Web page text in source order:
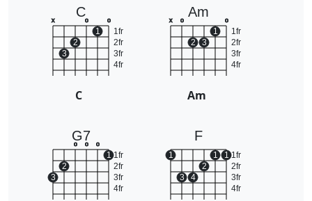
C
1fr
2fr
3fr
4fr
x
3
2
o
1
o
C
Am
1fr
2fr
3fr
4fr
x o
2 3
1
o
Am
G7
1fr
2fr
3fr
4fr
3
2
o o o
1
F
1fr
2fr
3fr
4fr
1
3 4
2
1 1